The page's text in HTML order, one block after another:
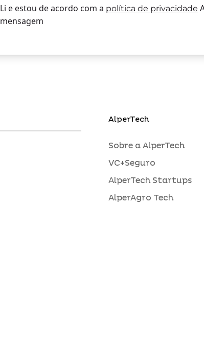
Li e estou de acordo com a política de privacidade
mensagem
AlperTech
Sobre a AlperTech
VC+Seguro
AlperTech Startups
AlperAgro Tech